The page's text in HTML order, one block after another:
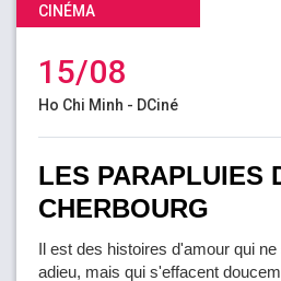
CINÉMA
15/08
Ho Chi Minh - DCiné
LES PARAPLUIES
CHERBOURG
Il est des histoires d'amour qui
adieu, mais qui s'effacent